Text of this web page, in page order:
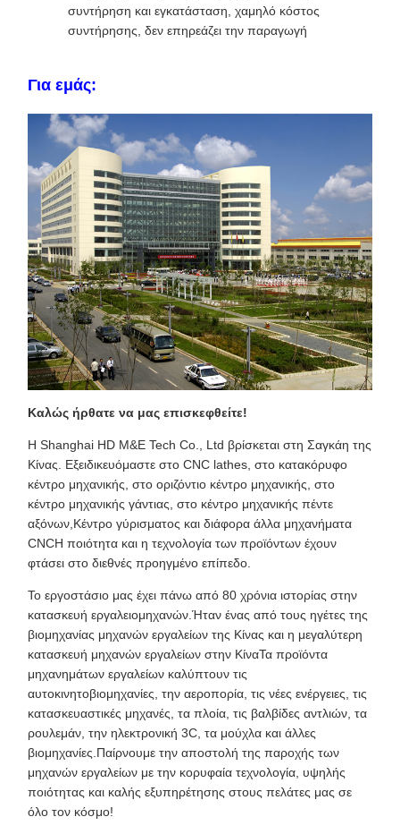
συντήρηση και εγκατάσταση, χαμηλό κόστος
συντήρησης, δεν επηρεάζει την παραγωγή
Για εμάς:
Καλώς ήρθατε να μας επισκεφθείτε!
Η Shanghai HD M&E Tech Co., Ltd βρίσκεται στη Σαγκάη της
Κίνας. Εξειδικευόμαστε στο CNC lathes, στο κατακόρυφο
κέντρο μηχανικής, στο οριζόντιο κέντρο μηχανικής, στο
κέντρο μηχανικής γάντιας, στο κέντρο μηχανικής πέντε
αξόνων,Κέντρο γύρισματος και διάφορα άλλα μηχανήματα
CNCΗ ποιότητα και η τεχνολογία των προϊόντων έχουν
φτάσει στο διεθνές προηγμένο επίπεδο.
Το εργοστάσιο μας έχει πάνω από 80 χρόνια ιστορίας στην
κατασκευή εργαλειομηχανών.Ήταν ένας από τους ηγέτες της
βιομηχανίας μηχανών εργαλείων της Κίνας και η μεγαλύτερη
κατασκευή μηχανών εργαλείων στην ΚίναΤα προϊόντα
μηχανημάτων εργαλείων καλύπτουν τις
αυτοκινητοβιομηχανίες, την αεροπορία, τις νέες ενέργειες, τις
κατασκευαστικές μηχανές, τα πλοία, τις βαλβίδες αντλιών, τα
ρουλεμάν, την ηλεκτρονική 3C, τα μούχλα και άλλες
βιομηχανίες.Παίρνουμε την αποστολή της παροχής των
μηχανών εργαλείων με την κορυφαία τεχνολογία, υψηλής
ποιότητας και καλής εξυπηρέτησης στους πελάτες μας σε
όλο τον κόσμο!